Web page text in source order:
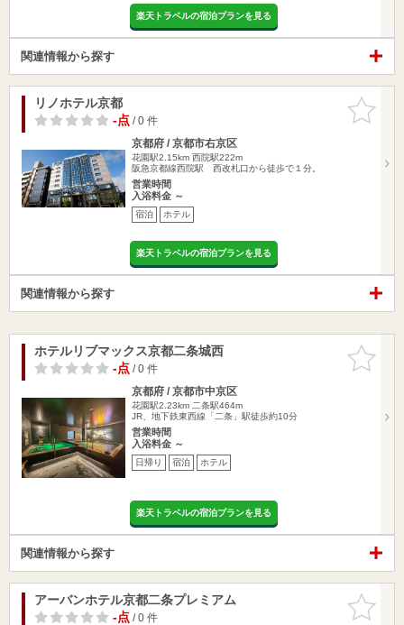
楽天トラベルの宿泊プランを見る
関連情報から探す
お気に入
りに追加
リノホテル京都
-点/ 0 件
京都府 / 京都市右京区
花園駅2.15km 西院駅222m
阪急京都線西院駅 西改札口から徒歩で１分。
営業時間
入浴料金 ～
宿泊 ホテル
楽天トラベルの宿泊プランを見る
関連情報から探す
お気に入
りに追加
ホテルリブマックス京都二条城西
-点/ 0 件
京都府 / 京都市中京区
花園駅2.23km 二条駅464m
JR、地下鉄東西線「二条」駅徒歩約10分
営業時間
入浴料金 ～
日帰り 宿泊 ホテル
楽天トラベルの宿泊プランを見る
関連情報から探す
お気に入
りに追加
アーバンホテル京都二条プレミアム
-点/ 0 件